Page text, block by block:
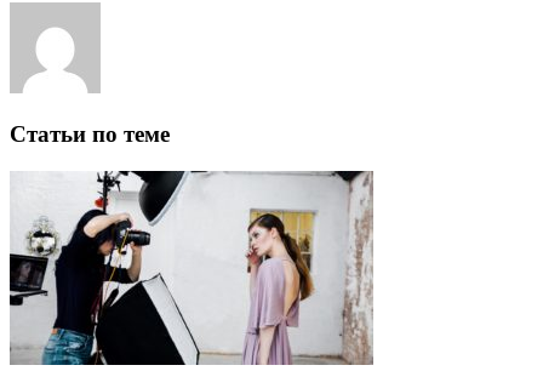
Статьи по теме